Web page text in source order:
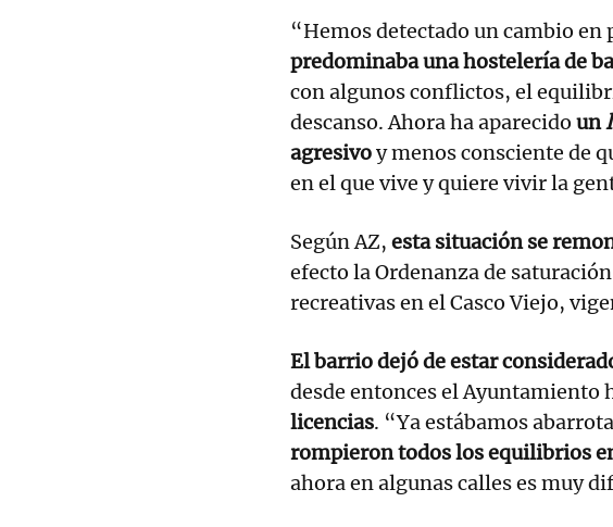
“Hemos detectado un cambio en
predominaba una hostelería de
con algunos conflictos, el
descanso. Ahora ha aparecido un
agresivoy menos consciente de
en el que vive y quiere vivir la
Según AZ, esta situación se
efecto la Ordenanza de
recreativas en el Casco Viejo,
El barrio dejó de estar
desde entonces el Ayuntamiento
licencias. “Ya estábamos
rompieron todos los equilibrios
ahora en algunas calles es muy